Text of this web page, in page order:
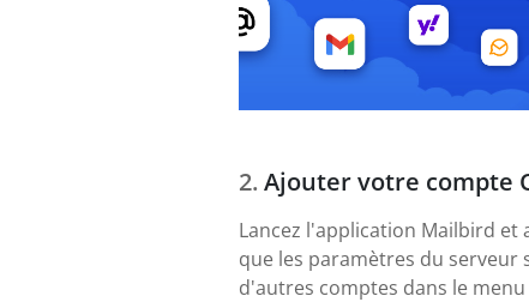
Ajouter votre compte
Lancez l'application Mailbird et
que les paramètres du serveur
d'autres comptes dans le